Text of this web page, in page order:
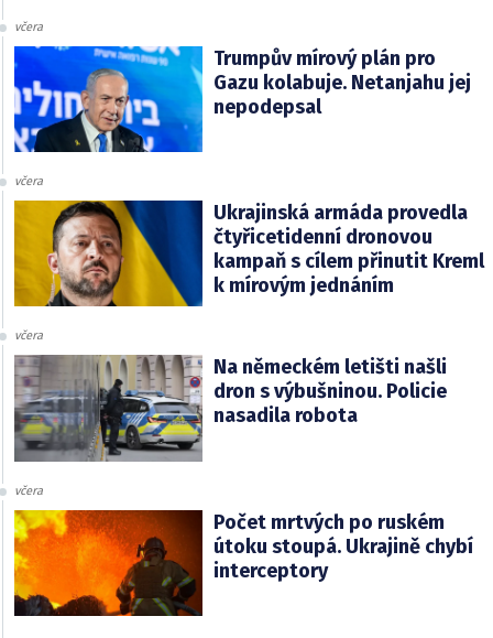
včera
Trumpův mírový plán pro
Gazu kolabuje. Netanjahu jej
nepodepsal
včera
Ukrajinská armáda provedla
čtyřicetidenní dronovou
kampaň s cílem přinutit Kreml
k mírovým jednáním
včera
Na německém letišti našli
dron s výbušninou. Policie
nasadila robota
včera
Počet mrtvých po ruském
útoku stoupá. Ukrajině chybí
interceptory